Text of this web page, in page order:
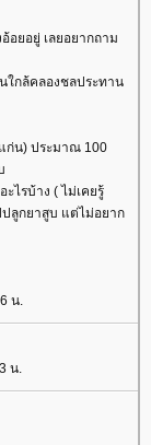
อยอยู่ เลยอยากถาม
ใกล้คลองชลประทาน
ก่น) ประมาณ 100
ไรบ้าง ( ไม่เคยรู้
ปลูกยาสูบ แต่ไม่อยาก
น.
น.